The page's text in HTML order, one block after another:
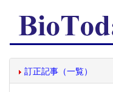
訂正記事（一覧）